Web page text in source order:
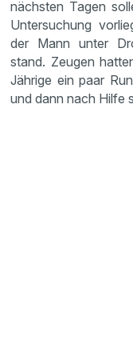
nächsten Tagen
Unter­su­chung
der Mann unter
stand. Zeugen
Jährige ein paar
und dann nach Hilfe